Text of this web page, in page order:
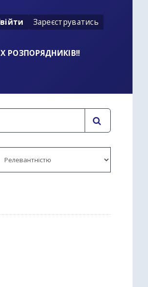
Зареєструватись
РОЗПОРЯДНИКІВ!!